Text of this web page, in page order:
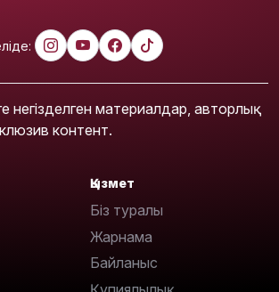
негізделген материалдар, авторлық
контент.
Қызмет
Біз туралы
Жарнама
Байланыс